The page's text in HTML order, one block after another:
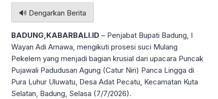
🔊 Dengarkan Berita
BADUNG,KABARBALI.ID – Penjabat Bupati Badung, I
Wayan Adi Arnawa, mengikuti prosesi suci Mulang
Pekelem yang menjadi bagian krusial dari upacara Puncak
Pujawali Padudusan Agung (Catur Niri) Panca Lingga di
Pura Luhur Uluwatu, Desa Adat Pecatu, Kecamatan Kuta
Selatan, Badung, Selasa (7/7/2026).